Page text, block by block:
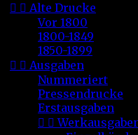
  Alte Drucke
Vor 1800
1800-1849
1850-1899
  Ausgaben
Nummeriert
Pressendrucke
Erstausgaben
 